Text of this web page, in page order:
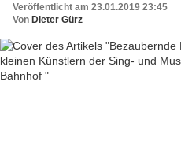
Veröffentlicht am 23.01.2019 23:45
Von Dieter Gürz